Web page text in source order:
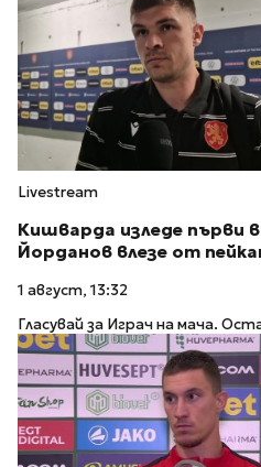
Livestream
Кишварда изледе първи
Йорданов влезе от
1 август, 13:32
Гласувай за Играч на мача.